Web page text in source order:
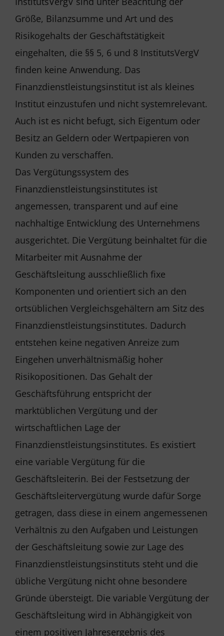
Größe, Bilanzsumme und Art und des
Risikogehalts der Geschäftstätigkeit
eingehalten, die §§ 5, 6 und 8 InstitutsVergV
finden keine Anwendung. Das
Finanzdienstleistungsinstitut ist als kleines
Institut einzustufen und nicht systemrelevant.
Auch ist es nicht befugt, sich Eigentum oder
Besitz an Geldern oder Wertpapieren von
Kunden zu verschaffen.
Das Vergütungssystem des
Finanzdienstleistungsinstitutes ist
angemessen, transparent und auf eine
nachhaltige Entwicklung des Unternehmens
ausgerichtet. Die Vergütung beinhaltet für die
Mitarbeiter mit Ausnahme der
Geschäftsleitung ausschließlich fixe
Komponenten und orientiert sich an den
ortsüblichen Vergleichsgehältern am Sitz des
Finanzdienstleistungsinstitutes. Dadurch
entstehen keine negativen Anreize zum
Eingehen unverhältnismäßig hoher
Risikopositionen. Das Gehalt der
Geschäftsführung entspricht der
marktüblichen Vergütung und der
wirtschaftlichen Lage der
Finanzdienstleistungsinstitutes. Es existiert
eine variable Vergütung für die
Geschäftsleiterin. Bei der Festsetzung der
Geschäftsleitervergütung wurde dafür Sorge
getragen, dass diese in einem angemessenen
Verhältnis zu den Aufgaben und Leistungen
der Geschäftsleitung sowie zur Lage des
Finanzdienstleistungsinstituts steht und die
übliche Vergütung nicht ohne besondere
Gründe übersteigt. Die variable Vergütung der
Geschäftsleitung wird in Abhängigkeit von
einem positiven Jahresergebnis des